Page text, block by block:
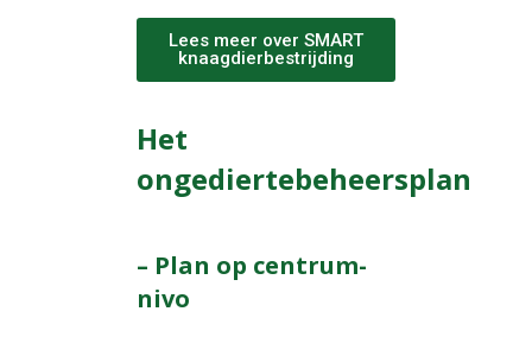
Lees meer over SMART
knaagdierbestrijding
Het
ongediertebeheersplan
– Plan op centrum-
nivo